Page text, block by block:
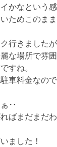
かなという感
ためこのま
行きました
な場所で雰
すね。
車料金なの
ぁ‥
ばまだまだ
ました！